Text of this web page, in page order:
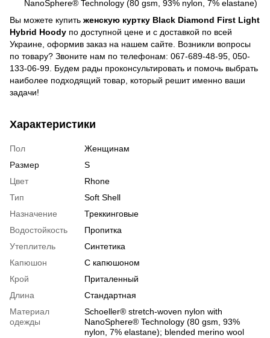
NanoSphere® Technology (80 gsm, 93% nylon, 7% elastane)
Вы можете купить женскую куртку Black Diamond First Light
Hybrid Hoody по доступной цене и с доставкой по всей
Украине, оформив заказ на нашем сайте. Возникли вопросы
по товару? Звоните нам по телефонам: 067-689-48-95, 050-
133-06-99. Будем рады проконсультировать и помочь выбрать
наиболее подходящий товар, который решит именно ваши
задачи!
Характеристики
Пол
Женщинам
Размер
S
Цвет
Rhone
Тип
Soft Shell
Назначение
Треккинговые
Водостойкость
Пропитка
Утеплитель
Синтетика
Капюшон
С капюшоном
Крой
Приталенный
Длина
Стандартная
Материал
одежды
Schoeller® stretch-woven nylon with
NanoSphere® Technology (80 gsm, 93%
nylon, 7% elastane); blended merino wool